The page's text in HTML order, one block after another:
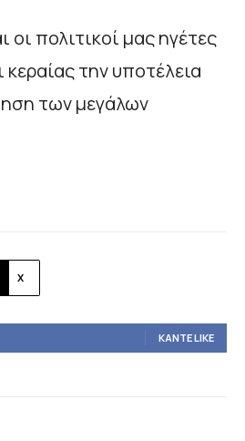
οι πολιτικοί μας ηγέτες
την υποτέλεια
των μεγάλων
X
ΚΆΝΤΕ LIKE